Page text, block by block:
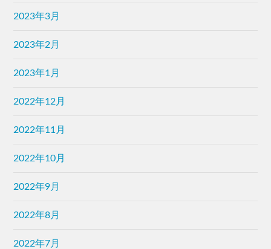
2023年3月
2023年2月
2023年1月
2022年12月
2022年11月
2022年10月
2022年9月
2022年8月
2022年7月